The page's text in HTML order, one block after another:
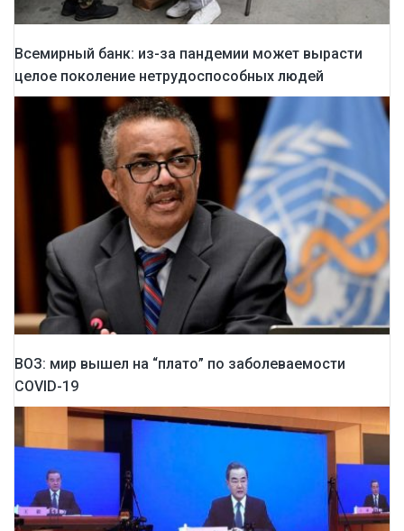
Всемирный банк: из-за пандемии может вырасти
целое поколение нетрудоспособных людей
ВОЗ: мир вышел на “плато” по заболеваемости
COVID-19